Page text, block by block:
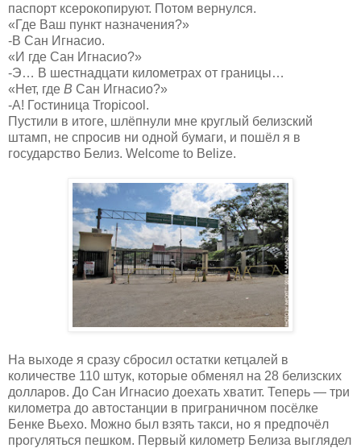
паспорт ксерокопируют. Потом вернулся.
«Где Ваш пункт назначения?»
-В Сан Игнасио.
«И где Сан Игнасио?»
-Э… В шестнадцати километрах от границы…
«Нет, где В Сан Игнасио?»
-А! Гостиница Tropicool.
Пустили в итоге, шлёпнули мне круглый белизский
штамп, не спросив ни одной бумаги, и пошёл я в
государство Белиз. Welcome to Belize.
На выходе я сразу сбросил остатки кетцалей в
количестве 110 штук, которые обменял на 28 белизских
долларов. До Сан Игнасио доехать хватит. Теперь — три
километра до автостанции в приграничном посёлке
Бенке Вьехо. Можно был взять такси, но я предпочёл
прогуляться пешком. Первый километр Белиза выглядел